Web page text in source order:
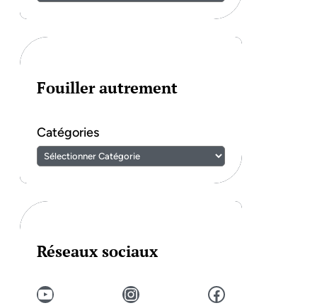
Fouiller autrement
Catégories
Réseaux sociaux
YouTube Instagram Facebook